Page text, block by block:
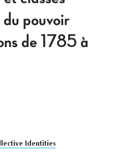
du pouvoir
de 1785 à
Identities